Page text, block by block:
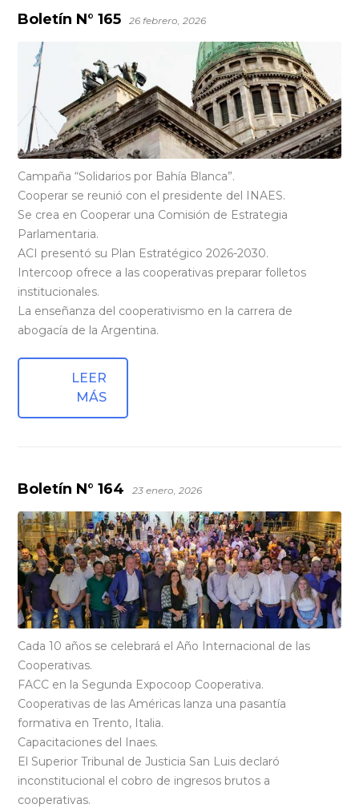
Boletín N° 165 26 febrero, 2026
Campaña “Solidarios por Bahía Blanca”.
Cooperar se reunió con el presidente del INAES.
Se crea en Cooperar una Comisión de Estrategia
Parlamentaria.
ACI presentó su Plan Estratégico 2026-2030.
Intercoop ofrece a las cooperativas preparar folletos
institucionales.
La enseñanza del cooperativismo en la carrera de
abogacía de la Argentina.
LEER
MÁS
Boletín N° 164 23 enero, 2026
Cada 10 años se celebrará el Año Internacional de las
Cooperativas.
FACC en la Segunda Expocoop Cooperativa.
Cooperativas de las Américas lanza una pasantía
formativa en Trento, Italia.
Capacitaciones del Inaes.
El Superior Tribunal de Justicia San Luis declaró
inconstitucional el cobro de ingresos brutos a
cooperativas.